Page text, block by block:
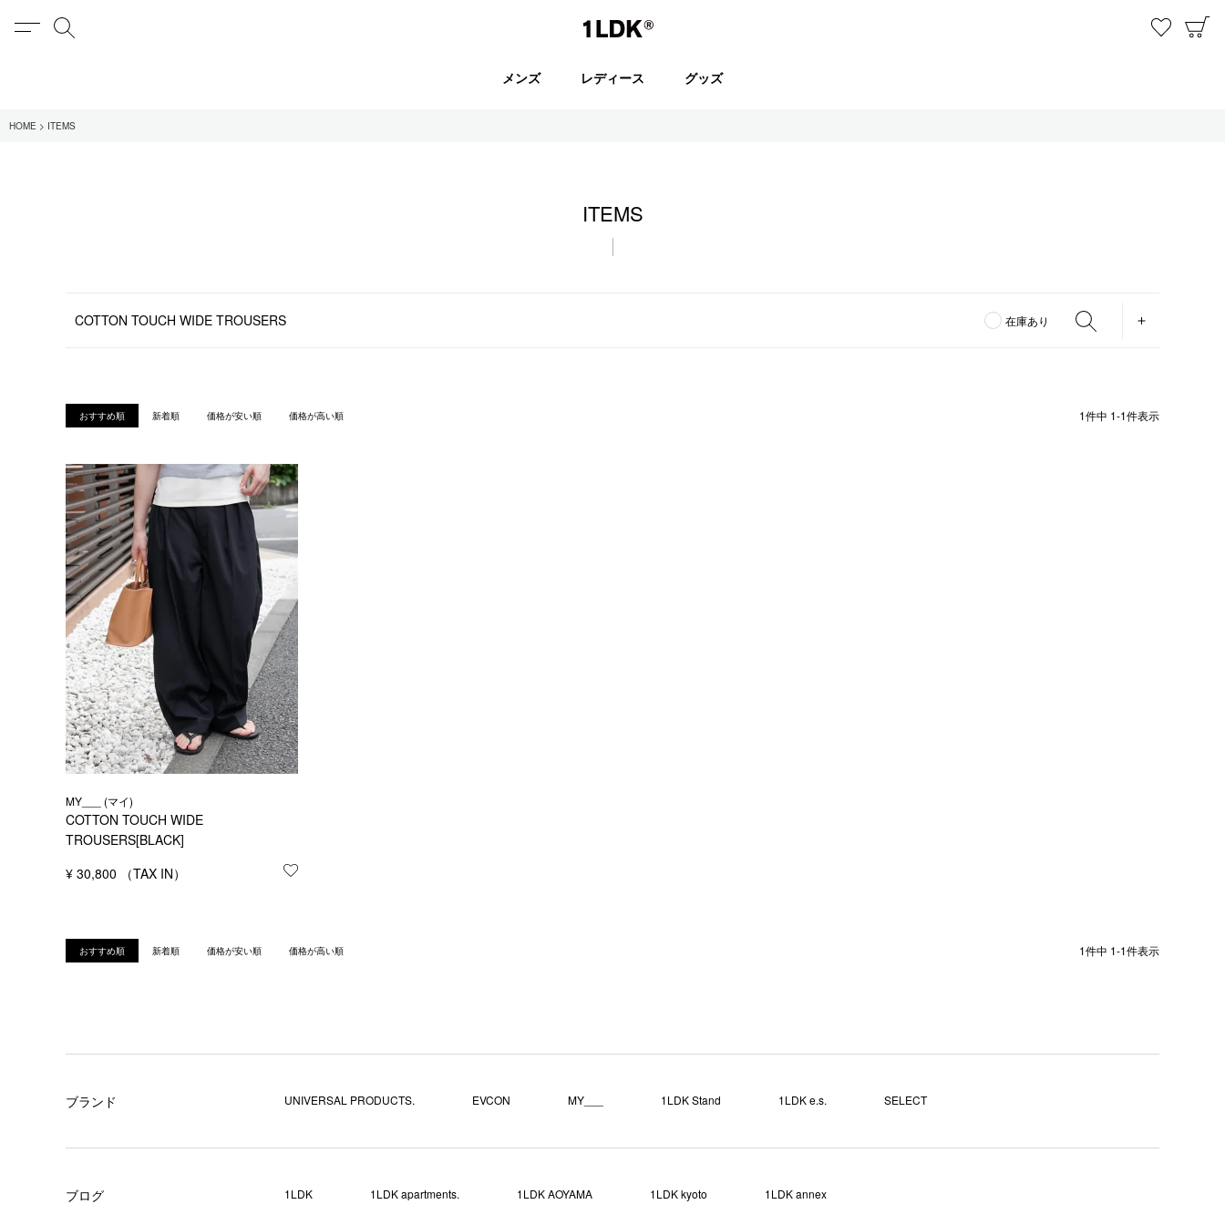
MENU お気に
メンズ レディース
グッズ
HOME ITEMS
ITEMS
在庫あり
おすすめ順 新着順 価格が安い順 価格が高い順 1件中 1-1件表示
MY___ (マイ)
COTTON TOUCH WIDE
TROUSERS[BLACK]
¥ 30,800
おすすめ順 新着順 価格が安い順 価格が高い順 1件中 1-1件表示
ブランド UNIVERSAL PRODUCTS. EVCON MY___ 1LDK Stand 1LDK e.s. SELECT
ブログ 1LDK 1LDK apartments. 1LDK AOYAMA 1LDK kyoto 1LDK annex